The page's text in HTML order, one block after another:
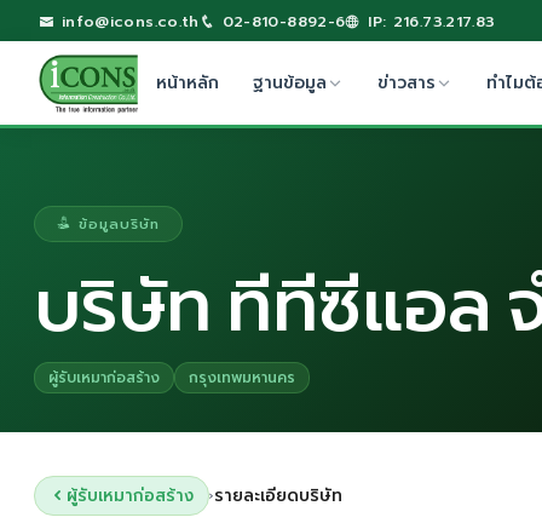
info@icons.co.th 02-810-8892-6 IP: 216.73.217.83
หน้าหลัก ฐานข้อมูล ข่าวสาร ทำไมต้
ข้อมูลบริษัท
บริษัท ทีทีซีแอล
ผู้รับเหมาก่อสร้าง กรุงเทพมหานคร
ผู้รับเหมาก่อสร้าง ›รายละเอียดบริษัท